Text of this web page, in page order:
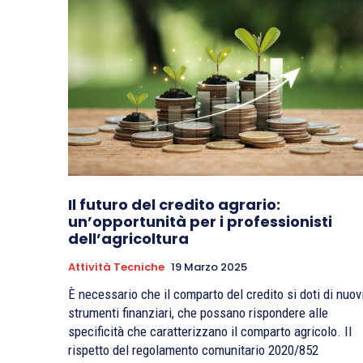
Il futuro del credito agrario:
un’opportunità per i professionisti
dell’agricoltura
Attività Tecniche 19 Marzo 2025
È necessario che il comparto del credito si doti di
strumenti finanziari, che possano rispondere alle
specificità che caratterizzano il comparto agricolo. Il
rispetto del regolamento comunitario 2020/852